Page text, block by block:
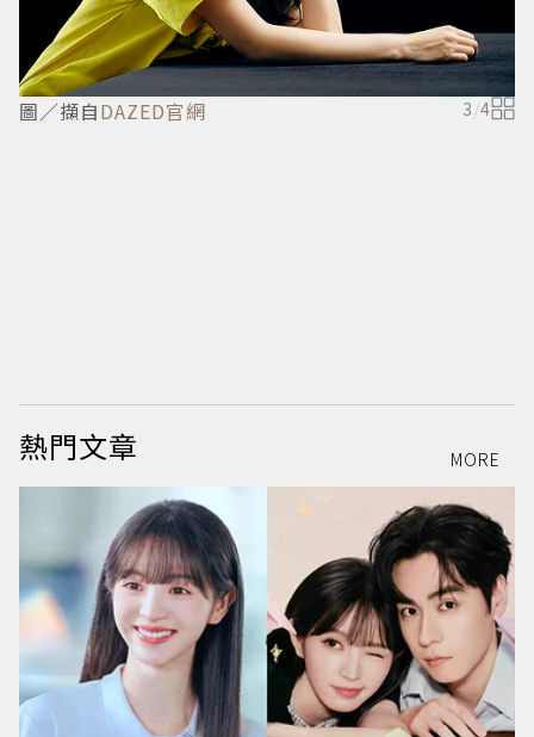
圖／擷自DAZED官網 3 /4
熱門文章 MORE